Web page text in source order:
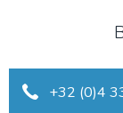
de
Charte de
Vie privée
+32 (0)4